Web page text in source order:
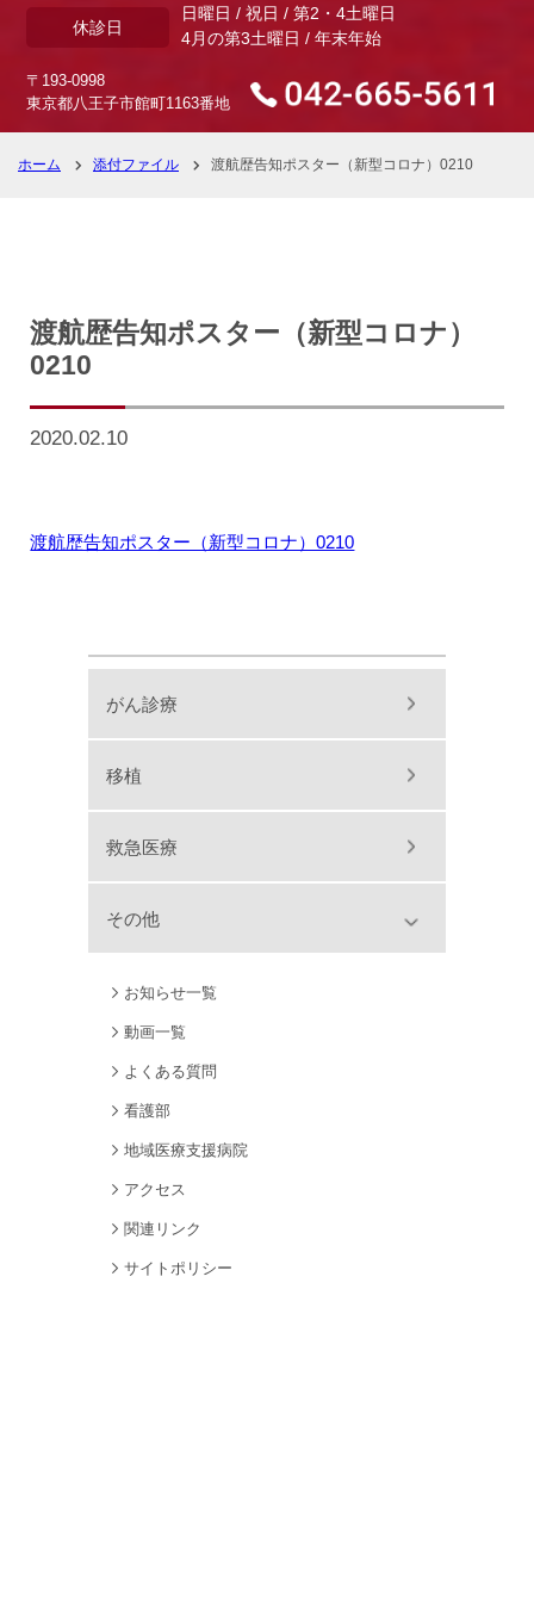
休診日
日曜日 / 祝日 / 第2・4土曜日
4月の第3土曜日 / 年末年始
〒193-0998
東京都八王子市館町1163番地
ホーム 添付ファイル 渡航歴告知ポスター（新型コロナ）0210
渡航歴告知ポスター（新型コロナ）
0210
2020.02.10
渡航歴告知ポスター（新型コロナ）0210
がん診療
移植
救急医療
その他
お知らせ一覧
動画一覧
よくある質問
看護部
地域医療支援病院
アクセス
関連リンク
サイトポリシー